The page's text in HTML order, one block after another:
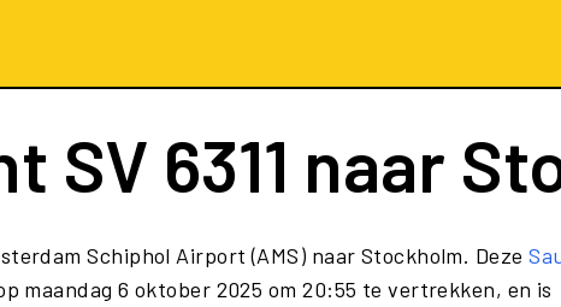
SV 6311 naar
Schiphol Airport (AMS) naar Stockholm. Deze
maandag 6 oktober 2025 om 20:55 te vertrekken, en is